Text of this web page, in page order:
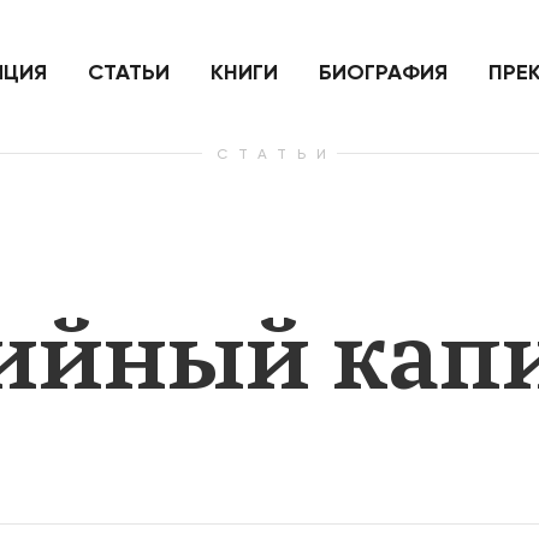
нанесенный по самим себе
СТАТЬИ КНИГИ БИОГРАФИЯ
СТАТЬИ